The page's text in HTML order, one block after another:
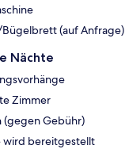
(auf Anfrage)
Nächte
Zimmer
(gegen Gebühr)
wird bereitgestellt